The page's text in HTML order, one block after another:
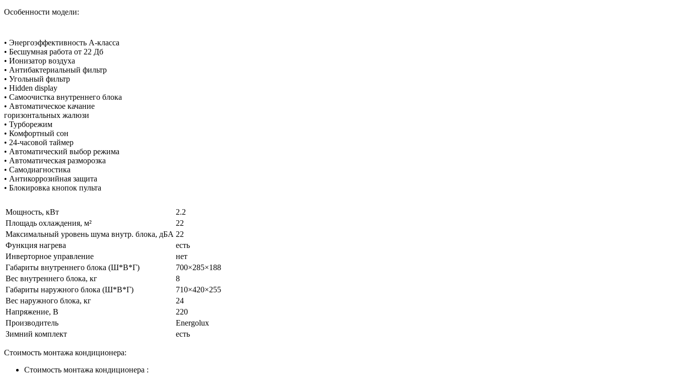
Особенности модели:
• Энергоэффективность А-класса
• Бесшумная работа от 22 Дб
• Ионизатор воздуха
• Антибактериальный фильтр
• Угольный фильтр
• Hidden display
• Самоочистка внутреннего блока
• Автоматическое качание
горизонтальных жалюзи
• Турборежим
• Комфортный сон
• 24-часовой таймер
• Автоматический выбор режима
• Автоматическая разморозка
• Самодиагностика
• Антикоррозийная защита
• Блокировка кнопок пульта
Мощность, кВт
2.2
Площадь охлаждения, м²
22
Максимальный уровень шума внутр. блока, дБА 22
Функция нагрева
есть
Инверторное управление
нет
Габариты внутреннего блока (Ш*В*Г)
700×285×188
Вес внутреннего блока, кг
8
Габариты наружного блока (Ш*В*Г)
710×420×255
Вес наружного блока, кг
24
Напряжение, В
220
Производитель
Energolux
Зимний комплект
есть
Стоимость монтажа кондиционера:
Стоимость монтажа кондиционера :